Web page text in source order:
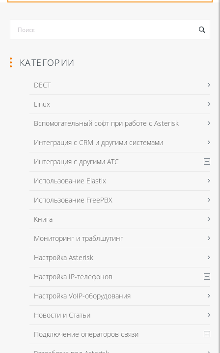
Я даю согласие на обработку моих персональных данных для связи
в соответствии сПолитикой в отношении обработки персональных
Я даю согласие на обработку моих персональных данных для связи
в соответствии с Политикой в отношении обработки персональных
КАТЕГОРИИ
DECT
Linux
Вспомогательный софт при работе с Asterisk
Интеграция с CRM и другими системами
Интеграция с другими АТС
Использование Elastix
Использование FreePBX
Книга
Мониторинг и траблшутинг
Настройка Asterisk
Настройка IP-телефонов
Настройка VoIP-оборудования
Новости и Статьи
Подключение операторов связи